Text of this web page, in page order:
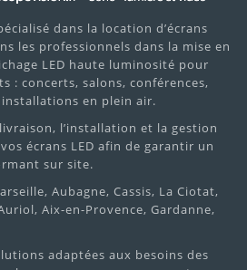
dans la location d’écrans
les professionnels dans la mise en
LED haute luminosité pour
: concerts, salons, conférences,
en plein air.
l’installation et la gestion
écrans LED afin de garantir un
sur site.
Aubagne, Cassis, La Ciotat,
Aix-en-Provence, Gardanne,
adaptées aux besoins des